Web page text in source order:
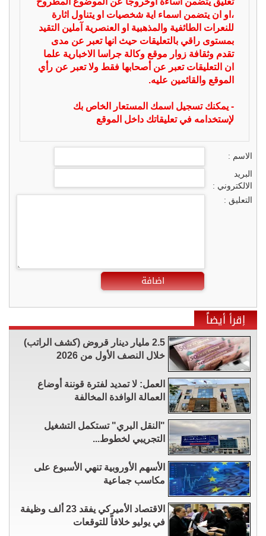
،او ان يتضمن اسماء اية شخصيات او يتناول اثارة
للنعرات الطائفية والمذهبية او العنصرية آملين التقيد
بمستوى راقي بالتعليقات حيث انها تعبر عن مدى
تقدم وثقافة زوار موقع وكالة جراسا الاخبارية علما
ان التعليقات تعبر عن أصحابها فقط ولا تعبر عن رأي
الموقع والقائمين عليه.
- يمكنك تسجيل اسمك المستعار الخاص بك
لإستخدامه في تعليقاتك داخل الموقع
الاسم :
البريد
الالكتروني :
التعليق :
اضافة
إقرأ أيضاً
2.5 مليار دينار قروض (كشف الراتب)
خلال النصف الأول من 2026
العمل: لا تمديد لفترة قوننة أوضاع
العمالة الوافدة المخالفة
"النقل البري" تستكمل التشغيل
التجريبي لخطوط...
الأسهم الأوروبية تنهي الأسبوع على
مكاسب جماعية
الاقتصاد الأميركي يفقد 23 ألف وظيفة
في يوليو خلافاً للتوقعات